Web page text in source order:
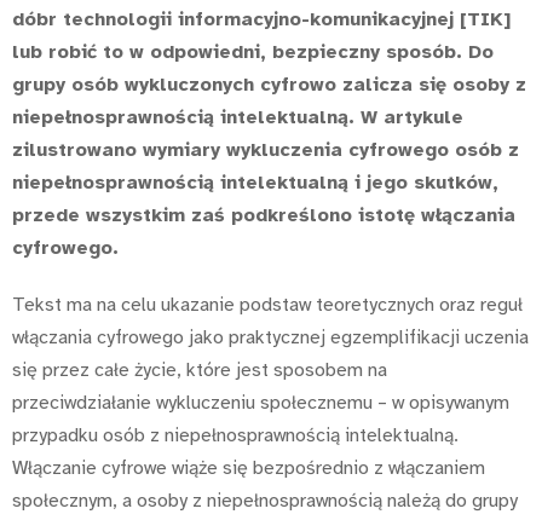
dóbr technologii informacyjno-komunikacyjnej [TIK]
lub robić to w odpowiedni, bezpieczny sposób. Do
grupy osób wykluczonych cyfrowo zalicza się osoby z
niepełnosprawnością intelektualną. W artykule
zilustrowano wymiary wykluczenia cyfrowego osób z
niepełnosprawnością intelektualną i jego skutków,
przede wszystkim zaś podkreślono istotę włączania
cyfrowego.
Tekst ma na celu ukazanie podstaw teoretycznych oraz reguł
włączania cyfrowego jako praktycznej egzemplifikacji uczenia
się przez całe życie, które jest sposobem na
przeciwdziałanie wykluczeniu społecznemu – w opisywanym
przypadku osób z niepełnosprawnością intelektualną.
Włączanie cyfrowe wiąże się bezpośrednio z włączaniem
społecznym, a osoby z niepełnosprawnością należą do grupy